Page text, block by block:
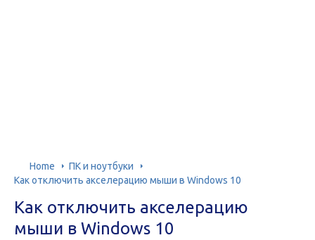
Home
ПК и ноутбуки
Как отключить акселерацию мыши в Windows 10
Как отключить акселерацию
мыши в Windows 10